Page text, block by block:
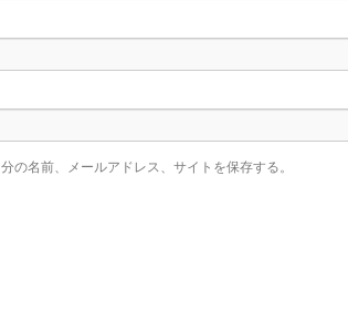
の名前、メールアドレス、サイトを保存する。